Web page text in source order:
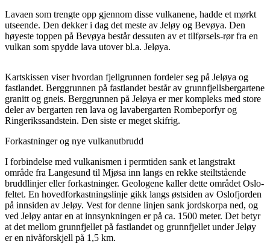
Lavaen som trengte opp gjennom disse vulkanene, hadde et mørkt
utseende. Den dekker i dag det meste av Jeløy og Bevøya. Den
høyeste toppen på Bevøya består dessuten av et tilførsels-rør fra en
vulkan som spydde lava utover bl.a. Jeløya.
Kartskissen viser hvordan fjellgrunnen fordeler seg på Jeløya og
fastlandet. Berggrunnen på fastlandet består av grunnfjellsbergartene
granitt og gneis. Berggrunnen på Jeløya er mer kompleks med store
deler av bergarten ren lava og lavabergarten Rombeporfyr og
Ringerikssandstein. Den siste er meget skifrig.
Forkastninger og nye vulkanutbrudd
I forbindelse med vulkanismen i permtiden sank et langstrakt
område fra Langesund til Mjøsa inn langs en rekke steiltstående
bruddlinjer eller forkastninger. Geologene kaller dette området Oslo-
feltet. En hovedforkastningslinje gikk langs østsiden av Oslofjorden
på innsiden av Jeløy. Vest for denne linjen sank jordskorpa ned, og
ved Jeløy antar en at innsynkningen er på ca. 1500 meter. Det betyr
at det mellom grunnfjellet på fastlandet og grunnfjellet under Jeløy
er en nivåforskjell på 1,5 km.